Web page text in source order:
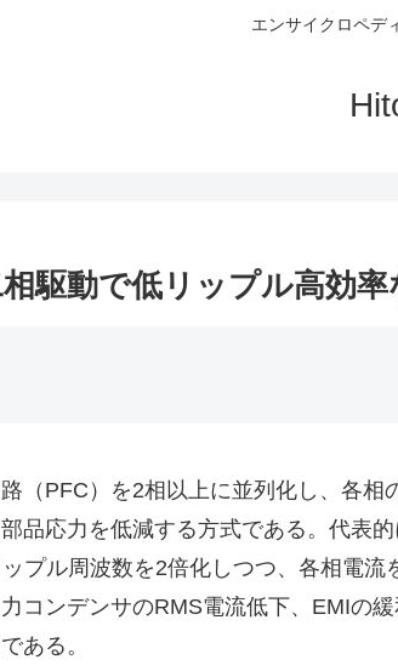
エンサイクロペデ
駆動で低リップル高効率
（PFC）を2相以上に並列化し、各相
品応力を低減する方式である。代表
プル周波数を2倍化しつつ、各相電流
コンデンサのRMS電流低下、EMIの
ある。